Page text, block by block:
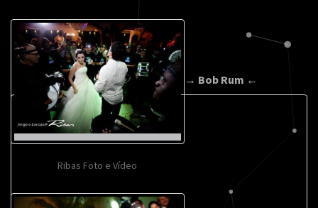
Ribas Foto e Vídeo
→ Bob Rum ←